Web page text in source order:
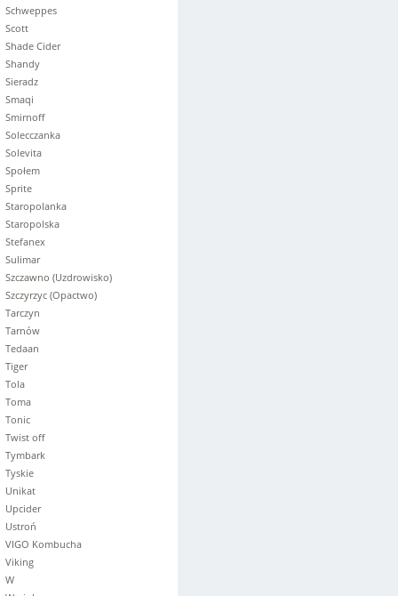
Schweppes
Scott
Shade Cider
Shandy
Sieradz
Smaqi
Smirnoff
Solecczanka
Solevita
Społem
Sprite
Staropolanka
Staropolska
Stefanex
Sulimar
Szczawno (Uzdrowisko)
Szczyrzyc (Opactwo)
Tarczyn
Tarnów
Tedaan
Tiger
Tola
Toma
Tonic
Twist off
Tymbark
Tyskie
Unikat
Upcider
Ustroń
VIGO Kombucha
Viking
W